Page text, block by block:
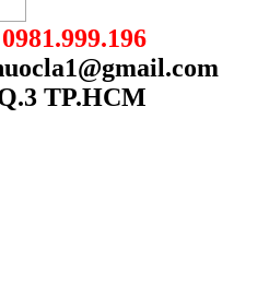
0981.999.196
TP.HCM